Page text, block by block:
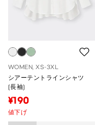
WOMEN, XS-3XL
シアーテントラインシャツ
(長袖)
¥190
値下げ